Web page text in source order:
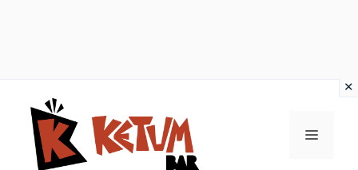
contenuto
Menu